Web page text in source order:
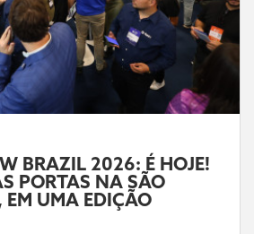
BRAZIL 2026: É HOJE!
PORTAS NA SÃO
EM UMA EDIÇÃO